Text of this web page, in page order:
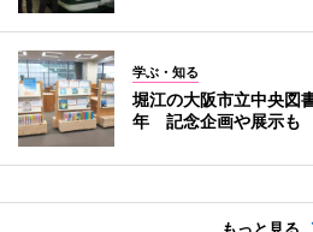
学ぶ・知る
堀江の大阪市立中央図
年 記念企画や展示も